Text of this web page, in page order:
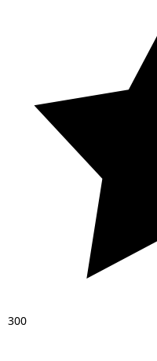
300